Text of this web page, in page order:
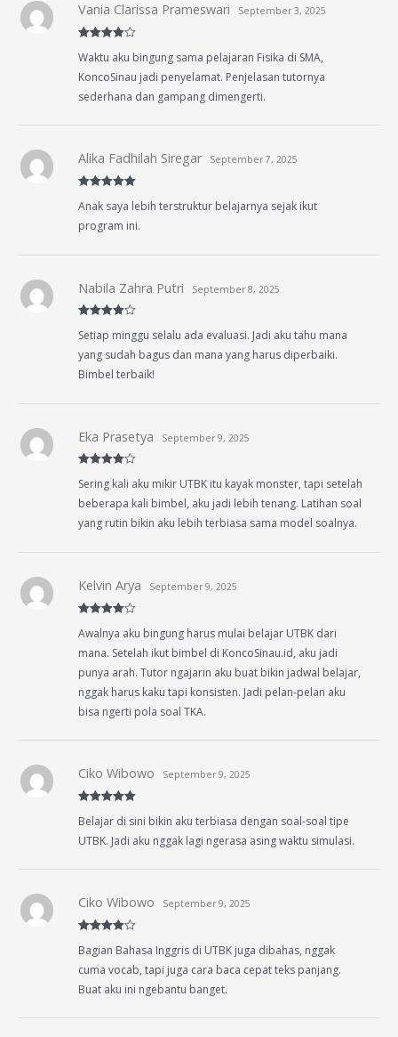
out of 5
Vania Clarissa Prameswari September 3, 2025
Waktu aku bingung sama pelajaran Fisika di SMA,
KoncoSinau jadi penyelamat. Penjelasan tutornya
sederhana dan gampang dimengerti.
of 5
Alika Fadhilah Siregar September 7, 2025
Anak saya lebih terstruktur belajarnya sejak ikut
program ini.
out of 5
Nabila Zahra Putri September 8, 2025
Setiap minggu selalu ada evaluasi. Jadi aku tahu mana
yang sudah bagus dan mana yang harus diperbaiki.
Bimbel terbaik!
out of 5
Eka Prasetya September 9, 2025
Sering kali aku mikir UTBK itu kayak monster, tapi setelah
beberapa kali bimbel, aku jadi lebih tenang. Latihan soal
yang rutin bikin aku lebih terbiasa sama model soalnya.
out of 5
Kelvin Arya September 9, 2025
Awalnya aku bingung harus mulai belajar UTBK dari
mana. Setelah ikut bimbel di KoncoSinau.id, aku jadi
punya arah. Tutor ngajarin aku buat bikin jadwal belajar,
nggak harus kaku tapi konsisten. Jadi pelan-pelan aku
bisa ngerti pola soal TKA.
of 5
Ciko Wibowo September 9, 2025
Belajar di sini bikin aku terbiasa dengan soal-soal tipe
UTBK. Jadi aku nggak lagi ngerasa asing waktu simulasi.
out of 5
Ciko Wibowo September 9, 2025
Bagian Bahasa Inggris di UTBK juga dibahas, nggak
cuma vocab, tapi juga cara baca cepat teks panjang.
Buat aku ini ngebantu banget.